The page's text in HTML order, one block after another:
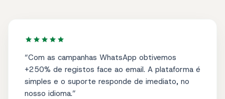
“Com as campanhas WhatsApp obtivemos
+250% de registos face ao email. A plataforma é
simples e o suporte responde de imediato, no